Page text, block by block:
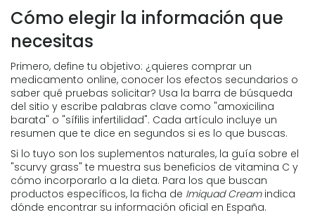
Cómo elegir la información que
necesitas
Primero, define tu objetivo: ¿quieres comprar un
medicamento online, conocer los efectos secundarios o
saber qué pruebas solicitar? Usa la barra de búsqueda
del sitio y escribe palabras clave como "amoxicilina
barata" o "sífilis infertilidad". Cada artículo incluye un
resumen que te dice en segundos si es lo que buscas.
Si lo tuyo son los suplementos naturales, la guía sobre el
"scurvy grass" te muestra sus beneficios de vitamina C y
cómo incorporarlo a la dieta. Para los que buscan
productos específicos, la ficha de Imiquad Creamindica
dónde encontrar su información oficial en España.